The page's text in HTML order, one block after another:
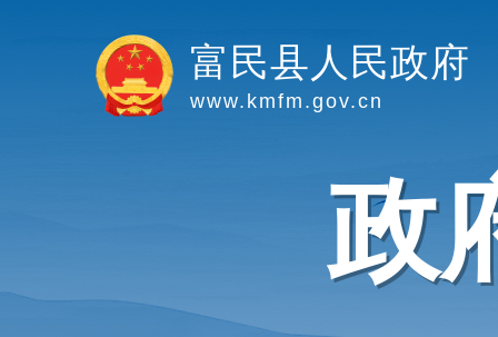
富民县人民政府
www.kmfm.gov.cn
政